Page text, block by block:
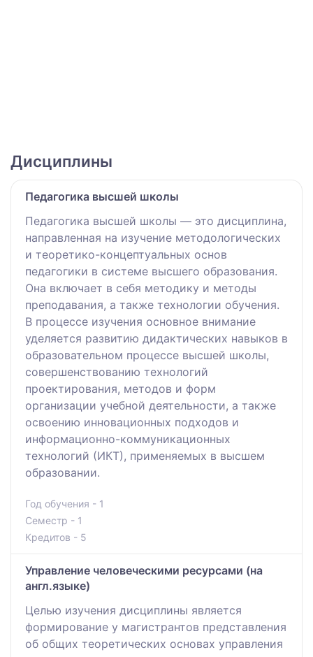
Дисциплины
Педагогика высшей школы
Педагогика высшей школы — это дисциплина,
направленная на изучение методологических
и теоретико-концептуальных основ
педагогики в системе высшего образования.
Она включает в себя методику и методы
преподавания, а также технологии обучения.
В процессе изучения основное внимание
уделяется развитию дидактических навыков в
образовательном процессе высшей школы,
совершенствованию технологий
проектирования, методов и форм
организации учебной деятельности, а также
освоению инновационных подходов и
информационно-коммуникационных
технологий (ИКТ), применяемых в высшем
образовании.
Год обучения - 1
Семестр - 1
Кредитов - 5
Управление человеческими ресурсами (на
англ.языке)
Целью изучения дисциплины является
формирование у магистрантов представления
об общих теоретических основах управления